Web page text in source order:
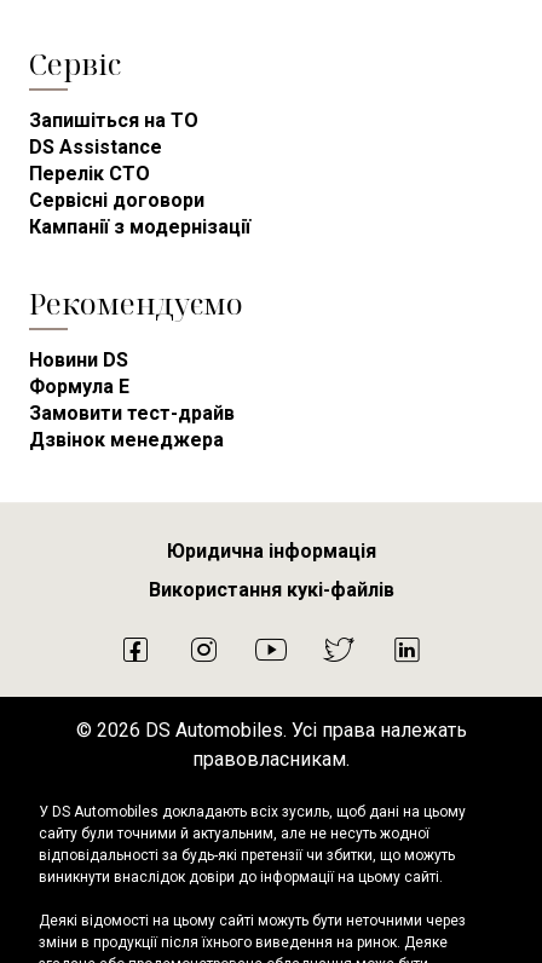
Сервіс
Запишіться на ТО
DS Assistance
Перелік СТО
Сервісні договори
Кампанії з модернізації
Рекомендуємо
Новини DS
Формула E
Замовити тест-драйв
Дзвінок менеджера
Юридична інформація
Використання кукі-файлів
2026 DS Automobiles. Усі права належать
правовласникам.
У DS Automobiles докладають всіх зусиль, щоб дані на цьому
сайту були точними й актуальним, але не несуть жодної
відповідальності за будь-які претензії чи збитки, що можуть
виникнути внаслідок довіри до інформації на цьому сайті.
Деякі відомості на цьому сайті можуть бути неточними через
зміни в продукції після їхнього виведення на ринок. Деяке